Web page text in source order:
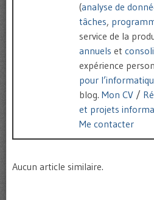
(analyse de
tâches,
service de la
annuels et
expérience
pour
blog. Mon CV /
et projets
Me contacter
Aucun article similaire.